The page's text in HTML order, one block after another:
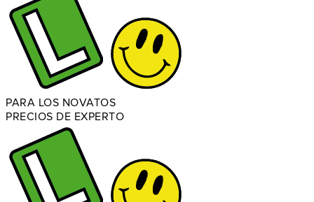
PARA LOS NOVATOS
PRECIOS DE EXPERTO